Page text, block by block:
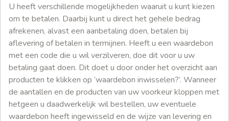
U heeft verschillende mogelijkheden waaruit u kunt kiezen
om te betalen. Daarbij kunt u direct het gehele bedrag
afrekenen, alvast een aanbetaling doen, betalen bij
aflevering of betalen in termijnen. Heeft u een waardebon
met een code die u wil verzilveren, doe dit voor u uw
betaling gaat doen. Dit doet u door onder het overzicht aan
producten te klikken op ‘waardebon inwisselen?’. Wanneer
de aantallen en de producten van uw voorkeur kloppen met
hetgeen u daadwerkelijk wil bestellen, uw eventuele
waardebon heeft ingewisseld en de wijze van levering en